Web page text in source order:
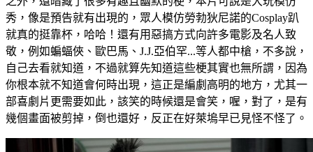
秀，像是預告就有出現的，眾人模仿勞勃狄尼諾的Cosplay趴
就真的挺靠杯，哈哈！還有用惡搞方式向許多電影及名人致
敬，例如蝙蝠俠、歐巴馬、J.J.亞伯罕...等人都中槍，不多說，
自己去看就知道，不過就算先知道這些梗其實也無所謂，因為
你根本就不知道會何時出現，這正是編劇高明的地方，尤其一
部喜劇片更需要如此，該笑的時候還是會笑，喔，對了，是有
幾個畫面被剪掉，倒也還好，反正在好萊塢早已見怪不怪了。